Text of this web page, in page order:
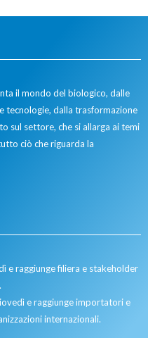
il mondo del biologico, dalle
tecnologie, dalla trasformazione
sul settore, che si allarga ai temi
ciò che riguarda la
e raggiunge filiera e stakeholder
e raggiunge importatori e
internazionali.